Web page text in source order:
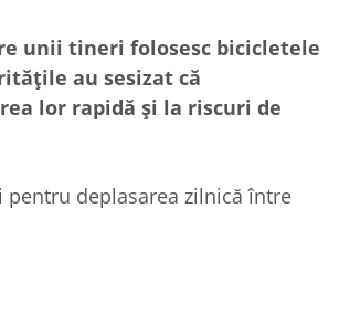
unii tineri folosesc bicicletele
au sesizat că
lor rapidă și la riscuri de
deplasarea zilnică între